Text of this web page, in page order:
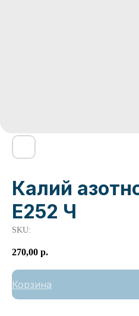
Калий
Е252 Ч
SKU:
270,00 р.
Корзина